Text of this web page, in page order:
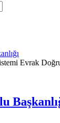
Evrak